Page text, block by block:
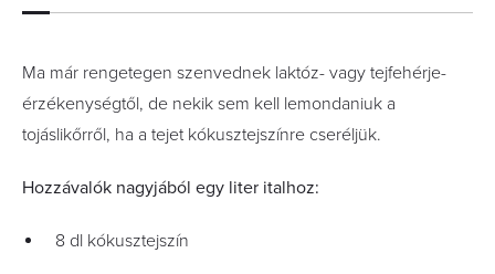
Ma már rengetegen szenvednek laktóz- vagy tejfehérje-
érzékenységtől, de nekik sem kell lemondaniuk a
tojáslikőrről, ha a tejet kókusztejszínre cseréljük.
Hozzávalók nagyjából egy liter italhoz:
8 dl kókusztejszín